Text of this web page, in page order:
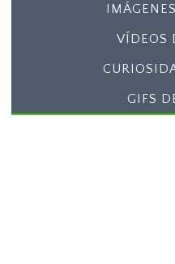
VÍDEOS
GIFS